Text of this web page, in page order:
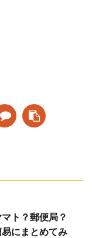
ト？郵便局？
にまとめてみ